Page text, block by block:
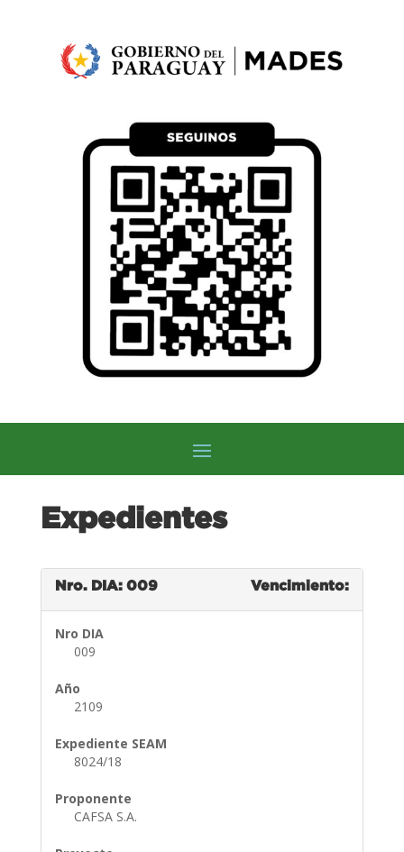
Expedientes
Nro. DIA: 009 Vencimiento:
Nro DIA
009
Año
2109
Expediente SEAM
8024/18
Proponente
CAFSA S.A.